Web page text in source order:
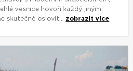
vesnice hovoří každý jiným
skutečně oslovit... zobrazit více